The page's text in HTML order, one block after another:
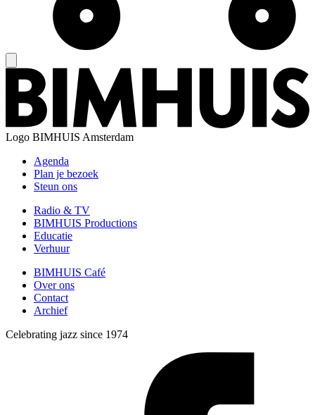
Logo BIMHUIS Amsterdam
Agenda
Plan je bezoek
Steun ons
Radio & TV
BIMHUIS Productions
Educatie
Verhuur
BIMHUIS Café
Over ons
Contact
Archief
Celebrating jazz since 1974